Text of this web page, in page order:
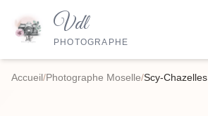
Vdl
PHOTOGRAPHE
Accueil/Photographe Moselle/Scy-Chazelles